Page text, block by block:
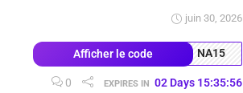
juin 30, 2026
Afficher le code NA15
0 EXPIRES IN 02 Days 15:35:55